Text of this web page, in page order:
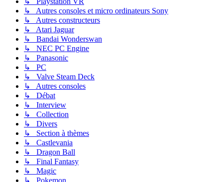
↳ Autres consoles et micro ordinateurs Sony
↳ Autres constructeurs
↳ Atari Jaguar
↳ Bandai Wonderswan
↳ NEC PC Engine
↳ Panasonic
↳ PC
↳ Valve Steam Deck
↳ Autres consoles
↳ Débat
↳ Interview
↳ Collection
↳ Divers
↳ Section à thèmes
↳ Castlevania
↳ Dragon Ball
↳ Final Fantasy
↳ Magic